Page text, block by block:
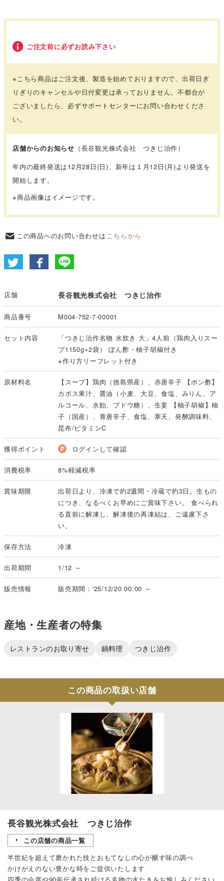
ご注文前に必ずお読み下さい
※こちら商品はご注文後、製造を始めておりますので、出荷日ぎ
りぎりのキャンセルや日付変更は承っておりません。不都合が
ございましたら、必ずサポートセンターにお問い合わせくださ
い。
店舗からのお知らせ （長谷観光株式会社 つきじ治作）
年内の最終発送は12月28日(日)、新年は１月12日(月)より発送を
開始します。
※商品画像はイメージです。
この商品へのお問い合わせは こちらから
店舗 長谷観光株式会社 つきじ治作
商品番号 M004-752-7-00001
セット内容
「つきじ治作名物 水炊き 大」4人前（鶏肉入りスー
プ1150g×2袋） ぽん酢・柚子胡椒付き
※作り方リーフレット付き
原材料名
【スープ】鶏肉（徳島県産）、赤唐辛子 【ポン酢】
カボス果汁、醤油（小麦、大豆、食塩、みりん、ア
ルコール、水飴、ブドウ糖）、生姜 【柚子胡椒】柚
子（国産）、青唐辛子、食塩、寒天、発酵調味料、
昆布/ビタミンC
獲得ポイント ログインして確認
消費税率 8%軽減税率
賞味期限
出荷日より、冷凍で約2週間・冷蔵で約3日。生もの
につき、なるべくお早めにご賞味下さい。 食べられ
る直前に解凍し、解凍後の再凍結は、ご遠慮下さ
い。
保存方法 冷凍
出荷期間 1/12 ～
販売情報 販売期間：'25/12/20 00:00 ～
産地・生産者の特集
レストランのお取り寄せ 鍋料理 つきじ治作
この商品の取扱い店舗
長谷観光株式会社 つきじ治作
この店舗の商品一覧
半世紀を超えて磨かれた技とおもてなしの心が醸す味の調べ
かけがえのない豊かな時をご提供いたします
四季の会席や90年伝承され続ける名物の水たきをお愉しみください